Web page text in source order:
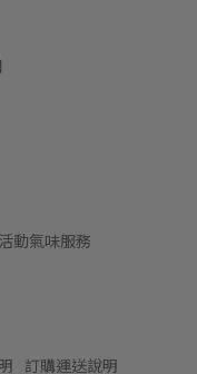
動氣味服務
訂購運送說明